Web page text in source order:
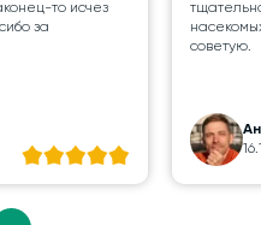
то исчез
за
советую.